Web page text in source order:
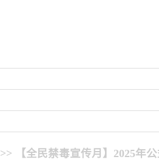
>> 【全民禁毒宣传月】2025年